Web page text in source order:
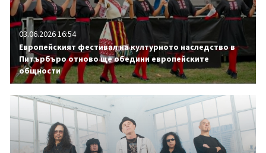
03.06.2026 16:54
Европейският фестивал на културното наследство в
Питърбъро отново ще обедини европейските
общности